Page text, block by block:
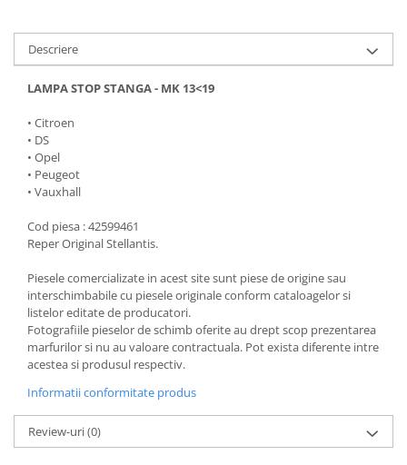
Descriere
LAMPA STOP STANGA - MK 13<19
• Citroen
• DS
• Opel
• Peugeot
• Vauxhall
Cod piesa : 42599461
Reper Original Stellantis.
Piesele comercializate in acest site sunt piese de origine sau
interschimbabile cu piesele originale conform cataloagelor si
listelor editate de producatori.
Fotografiile pieselor de schimb oferite au drept scop prezentarea
marfurilor si nu au valoare contractuala. Pot exista diferente intre
acestea si produsul respectiv.
Informatii conformitate produs
Review-uri(0)